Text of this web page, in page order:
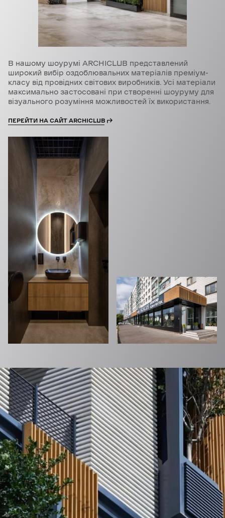
В нашому шоурумі ARCHICLUB представлений
широкий вибір оздоблювальних матеріалів преміум-
класу від провідних світових виробників. Усі матеріали
максимально застосовані при створенні шоуруму для
візуального розуміння можливостей їх використання.
ПЕРЕЙТИ НА САЙТ ARCHICLUB